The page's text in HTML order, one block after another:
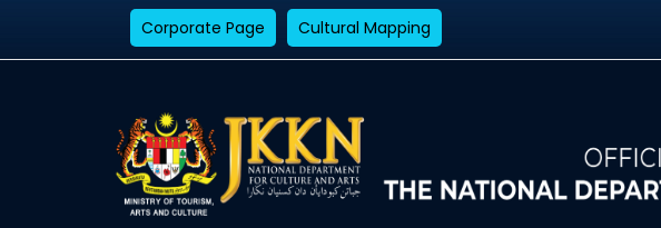
Corporate Page Cultural Mapping